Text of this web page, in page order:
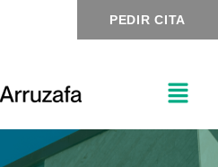
PEDIR CITA